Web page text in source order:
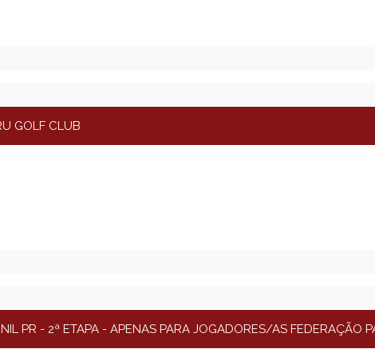
GOLF CLUB
PR - 2ª ETAPA - APENAS PARA JOGADORES/AS FEDERAÇÃO